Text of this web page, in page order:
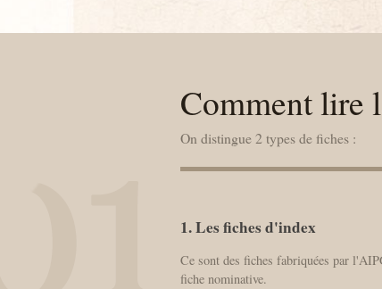
Comment lire
On distingue 2 types de fiches :
1. Les fiches d'index
Ce sont des fiches fabriquées par
fiche nominative.